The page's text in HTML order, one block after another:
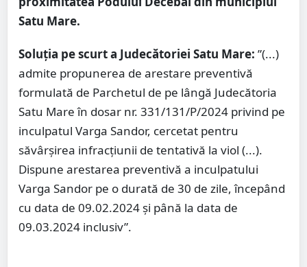
Satu Mare.
Soluția pe scurt a Judecătoriei Satu Mare: ”(...)
admite propunerea de arestare preventivă
formulată de Parchetul de pe lângă Judecătoria
Satu Mare în dosar nr. 331/131/P/2024 privind pe
inculpatul Varga Sandor, cercetat pentru
săvârşirea infracţiunii de tentativă la viol (...).
Dispune arestarea preventivă a inculpatului
Varga Sandor pe o durată de 30 de zile, începând
cu data de 09.02.2024 şi până la data de
09.03.2024 inclusiv”.